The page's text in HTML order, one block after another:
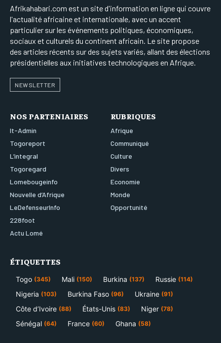
Afrikahabari.com est un site d'information en ligne qui couvre
l'actualité africaine et internationale, avec un accent
particulier sur les événements politiques, économiques,
sociaux et culturels du continent africain. Le site propose
des articles récents sur des sujets variés, allant des élections
présidentielles aux initiatives technologiques en Afrique.
NEWSLETTER
NOS PARTENIAIRES
It-Admin
Togoreport
L’integral
Togoregard
Lomebougeinfo
Nouvelle d’Afrique
LeDefenseurInfo
228foot
Actu Lomé
RUBRIQUES
Afrique
Communiqué
Culture
Divers
Economie
Monde
Opportunité
ÉTIQUETTES
Togo (345) Mali (150) Burkina (137) Russie (114)
Nigeria (103) Burkina Faso (96) Ukraine (91)
Côte d’Ivoire (88) États-Unis (83) Niger (78)
Sénégal (64) France (60) Ghana (58)